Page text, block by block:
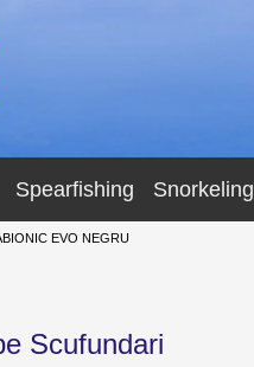
Spearfishing Snorkeling
EVO NEGRU
Scufundari